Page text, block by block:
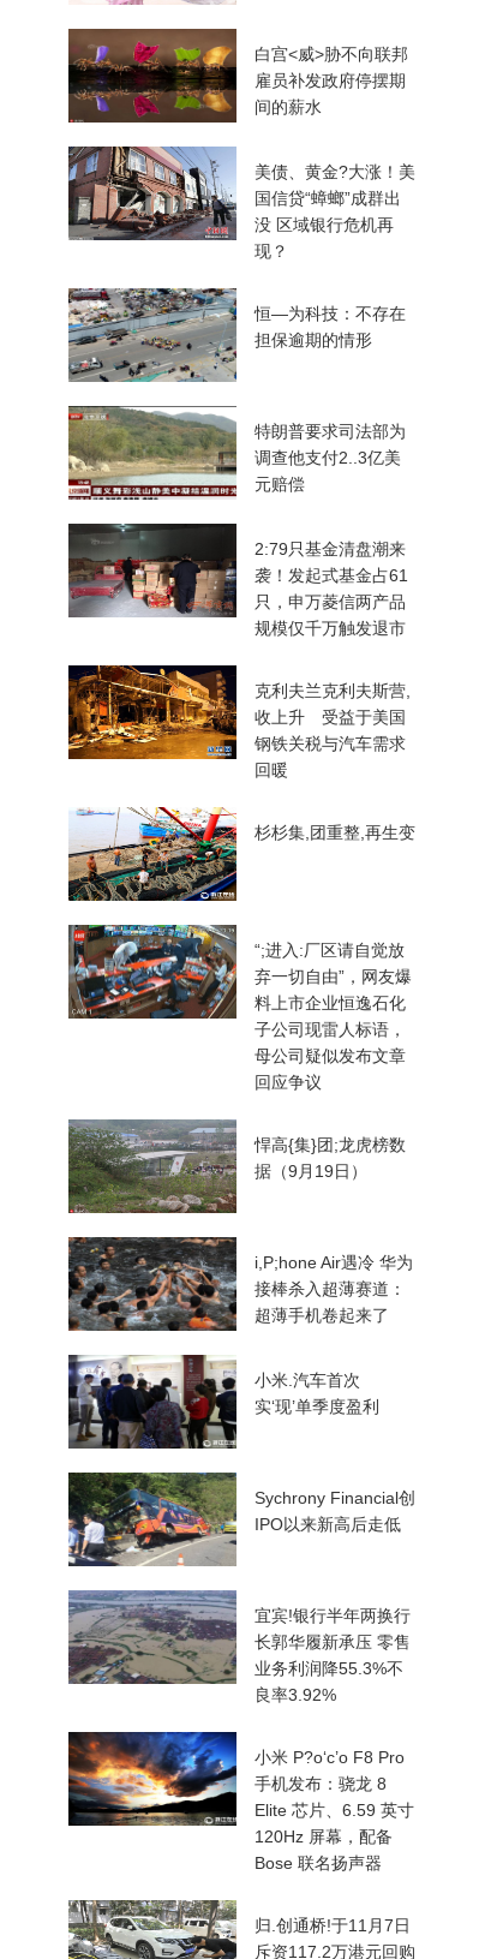
白宫<威>胁不向联邦
雇员补发政府停摆期
间的薪水
美债、黄金?大涨！美
国信贷“蟑螂”成群出
没 区域银行危机再
现？
恒—为科技：不存在
担保逾期的情形
特朗普要求司法部为
调查他支付2..3亿美
元赔偿
2:79只基金清盘潮来
袭！发起式基金占61
只，申万菱信两产品
规模仅千万触发退市
克利夫兰克利夫斯营,
收上升 受益于美国
钢铁关税与汽车需求
回暖
杉杉集,团重整,再生变
“;进入:厂区请自觉放
弃一切自由”，网友爆
料上市企业恒逸石化
子公司现雷人标语，
母公司疑似发布文章
回应争议
悍高{集}团;龙虎榜数
据（9月19日）
i,P;hone Air遇冷 华为
接棒杀入超薄赛道：
超薄手机卷起来了
小米.汽车首次
实‘现’单季度盈利
Sychrony Financial创
IPO以来新高后走低
宜宾!银行半年两换行
长郭华履新承压 零售
业务利润降55.3%不
良率3.92%
小米 P?o‘c’o F8 Pro
手机发布：骁龙 8
Elite 芯片、6.59 英寸
120Hz 屏幕，配备
Bose 联名扬声器
归.创通桥!于11月7日
斥资117.2万港元回购